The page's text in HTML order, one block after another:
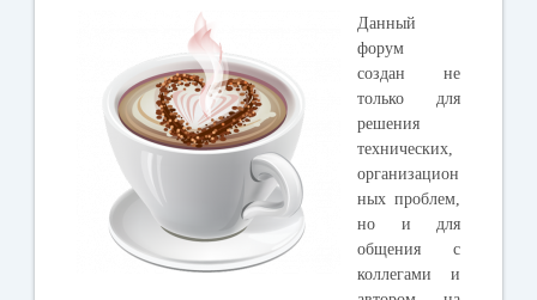
Данный
форум
создан не
только для
решения
технических,
организацион
ных проблем,
но и для
общения с
коллегами и